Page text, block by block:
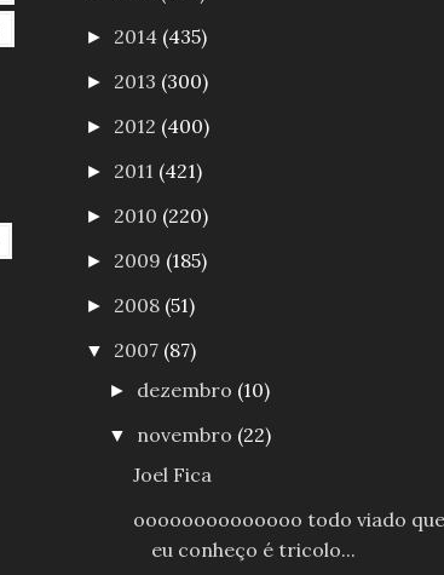
► 2014 (435)
► 2013 (300)
► 2012 (400)
► 2011 (421)
► 2010 (220)
► 2009 (185)
► 2008 (51)
▼ 2007 (87)
► dezembro (10)
▼ novembro (22)
Joel Fica
oooooooooooooo todo viado que
eu conheço é tricolo...